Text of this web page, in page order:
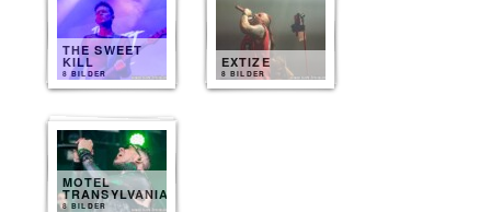
THE SWEET
KILL
8 BILDER
EXTIZE
8 BILDER
MOTEL
TRANSYLVANIA
8 BILDER